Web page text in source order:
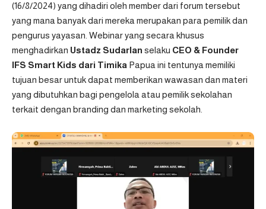
(16/8/2024) yang dihadiri oleh member dari forum tersebut
yang mana banyak dari mereka merupakan para pemilik dan
pengurus yayasan. Webinar yang secara khusus
menghadirkan Ustadz Sudarlan selaku CEO & Founder
IFS Smart Kids dari Timika Papua ini tentunya memiliki
tujuan besar untuk dapat memberikan wawasan dan materi
yang dibutuhkan bagi pengelola atau pemilik sekolahan
terkait dengan branding dan marketing sekolah.